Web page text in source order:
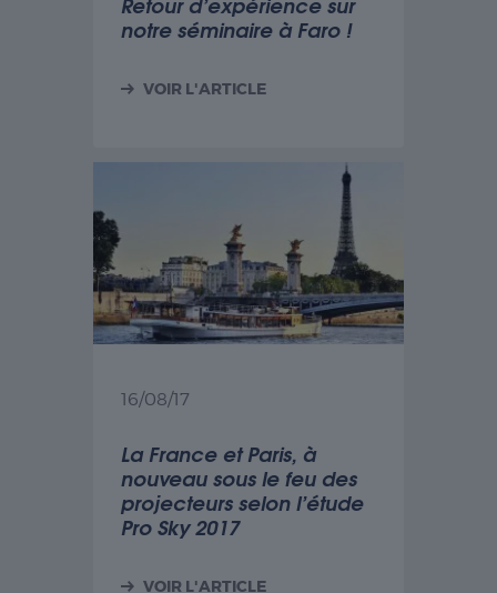
notre séminaire à Faro !
VOIR L'ARTICLE
16/08/17
La France et Paris, à
nouveau sous le feu des
projecteurs selon l’étude
Pro Sky 2017
VOIR L'ARTICLE